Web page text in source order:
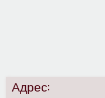
Адрес: